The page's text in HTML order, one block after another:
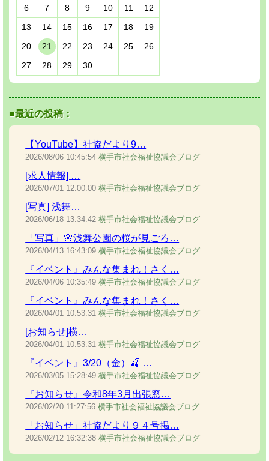
6
7 8 9 10 11
12
13
14 15 16 17 18
19
20
21 22 23 24 25
26
27
28 29 30
■最近の投稿：
【YouTube】社協だより9…
2026/08/06 10:45:54 横手市社会福祉協議会ブログ
[求人情報] …
2026/07/01 12:00:00 横手市社会福祉協議会ブログ
[写真] 浅舞…
2026/06/18 13:34:42 横手市社会福祉協議会ブログ
「写真」🌸浅舞公園の桜が見ごろ…
2026/04/13 16:43:09 横手市社会福祉協議会ブログ
『イベント』みんな集まれ！さく…
2026/04/06 10:35:49 横手市社会福祉協議会ブログ
『イベント』みんな集まれ！さく…
2026/04/01 10:53:31 横手市社会福祉協議会ブログ
[お知らせ]横…
2026/04/01 10:53:31 横手市社会福祉協議会ブログ
『イベント』3/20（金）🍒 …
2026/03/05 15:28:49 横手市社会福祉協議会ブログ
『お知らせ』令和8年3月出張窓…
2026/02/20 11:27:56 横手市社会福祉協議会ブログ
「お知らせ」社協だより９４号掲…
2026/02/12 16:32:38 横手市社会福祉協議会ブログ